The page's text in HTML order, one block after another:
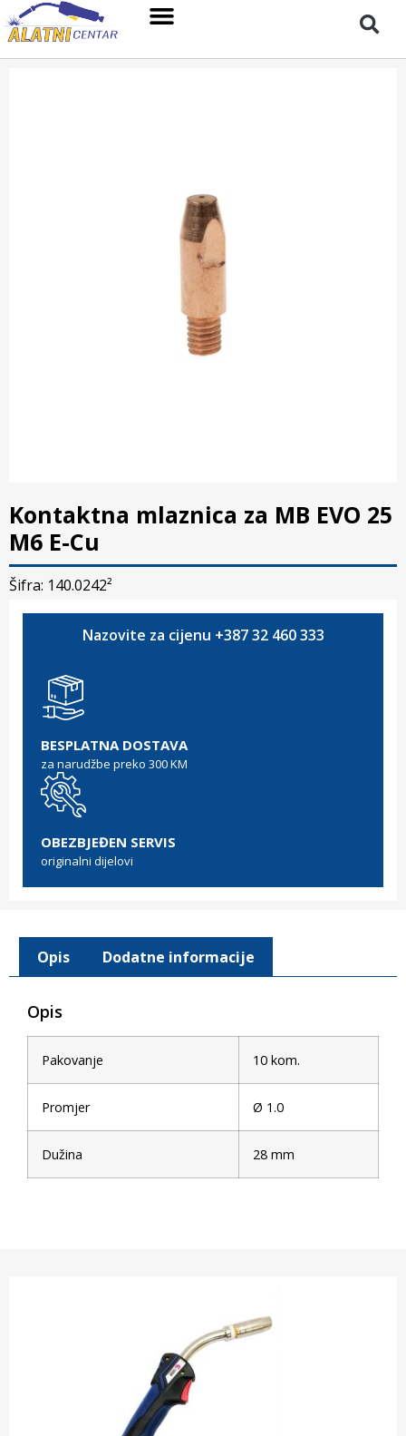
Kontaktna mlaznica za MB EVO 25
M6 E-Cu
Šifra: 140.0242²
Nazovite za cijenu +387 32 460 333
BESPLATNA DOSTAVA
za narudžbe preko 300 KM
OBEZBJEĐEN SERVIS
originalni dijelovi
Opis Dodatne informacije
Opis
Pakovanje 10 kom.
Promjer Ø 1.0
Dužina 28 mm